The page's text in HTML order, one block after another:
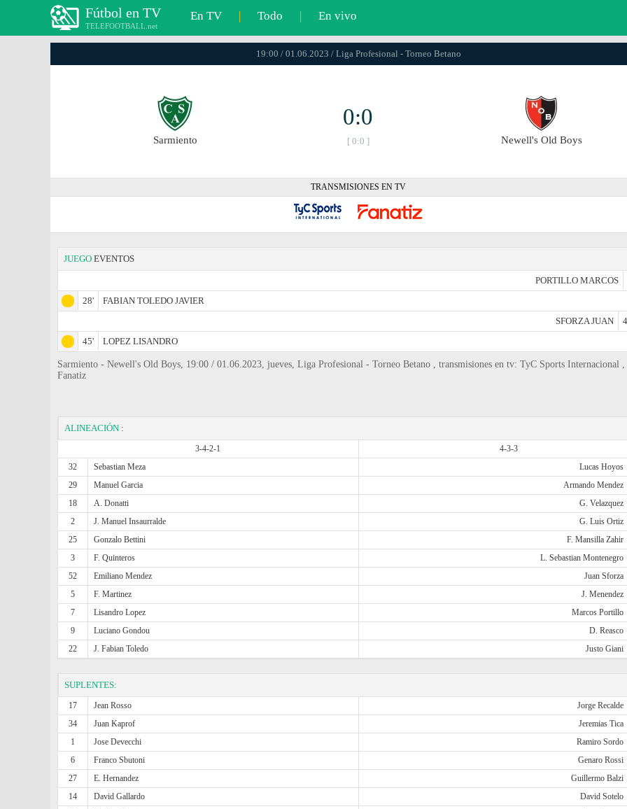
Fútbol en TV
TELEFOOTBALL.net
En TV | Todo | En vivo
19:00 / 01.06.2023 / Liga Profesional - Torneo Betano
Sarmiento
0:0
[ 0:0 ] Newell's Old Boys
TRANSMISIONES EN TV
JUEGO EVENTOS
PORTILLO MARCOS
28'
FABIAN TOLEDO JAVIER
SFORZA JUAN
45'
LOPEZ LISANDRO
Sarmiento - Newell's Old Boys, 19:00 / 01.06.2023, jueves, Liga Profesional - Torneo Betano , transmisiones en tv: TyC Sports Internacional ,
Fanatiz
ALINEACIÓN :
3-4-2-1
4-3-3
32
Sebastian Meza Lucas Hoyos
29
Manuel Garcia Armando Mendez
18
A. Donatti G. Velazquez
2
J. Manuel Insaurralde G. Luis Ortiz
25
Gonzalo Bettini F. Mansilla Zahir
3
F. Quinteros L. Sebastian Montenegro
52
Emiliano Mendez Juan Sforza
5
F. Martinez J. Menendez
7
Lisandro Lopez Marcos Portillo
9
Luciano Gondou D. Reasco
22
J. Fabian Toledo Justo Giani
SUPLENTES:
17 Jean Rosso Jorge Recalde
34
Juan Kaprof Jeremias Tica
1
Jose Devecchi Ramiro Sordo
6
Franco Sbutoni Genaro Rossi
27
E. Hernandez Guillermo Balzi
14
David Gallardo David Sotelo